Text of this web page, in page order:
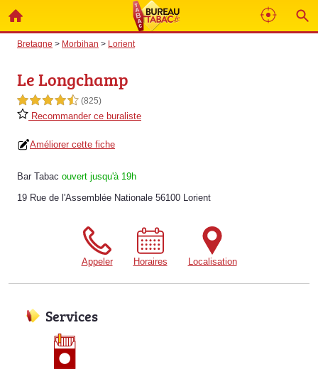
Bretagne > Morbihan > Lorient
Le Longchamp
4,5 étoiles sur 5 (825)
Recommander ce buraliste
Améliorer cette fiche
Bar Tabac ouvert jusqu'à 19h
19 Rue de l'Assemblée Nationale 56100 Lorient
Appeler Horaires Localisation
Services